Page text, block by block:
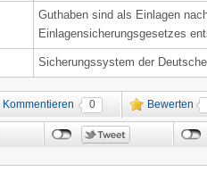
Guthaben sind als Einlagen
Einlagensicherungsgesetzes
Sicherungssystem der
Kommentieren 0 Bewerten